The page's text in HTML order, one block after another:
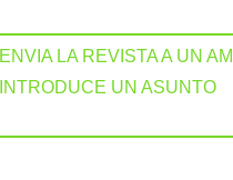
ENVIA LA REVISTA A UN
INTRODUCE UN ASUNTO